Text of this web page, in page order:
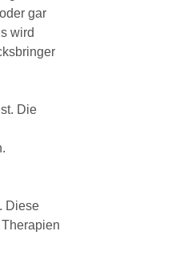
gar
wird
Die
Diese